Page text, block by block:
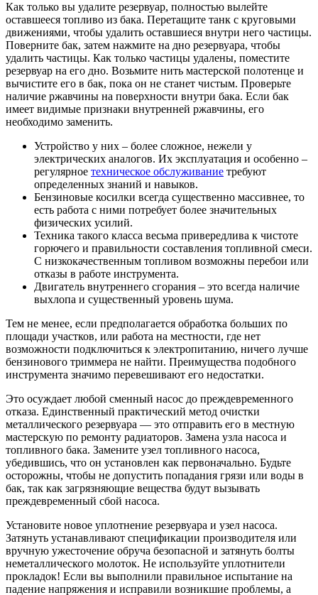
Как только вы удалите резервуар, полностью вылейте
оставшееся топливо из бака. Перетащите танк с круговыми
движениями, чтобы удалить оставшиеся внутри него частицы.
Поверните бак, затем нажмите на дно резервуара, чтобы
удалить частицы. Как только частицы удалены, поместите
резервуар на его дно. Возьмите нить мастерской полотенце и
вычистите его в бак, пока он не станет чистым. Проверьте
наличие ржавчины на поверхности внутри бака. Если бак
имеет видимые признаки внутренней ржавчины, его
необходимо заменить.
Устройство у них – более сложное, нежели у
электрических аналогов. Их эксплуатация и особенно –
регулярное техническое обслуживание требуют
определенных знаний и навыков.
Бензиновые косилки всегда существенно массивнее, то
есть работа с ними потребует более значительных
физических усилий.
Техника такого класса весьма привередлива к чистоте
горючего и правильности составления топливной смеси.
С низкокачественным топливом возможны перебои или
отказы в работе инструмента.
Двигатель внутреннего сгорания – это всегда наличие
выхлопа и существенный уровень шума.
Тем не менее, если предполагается обработка больших по
площади участков, или работа на местности, где нет
возможности подключиться к электропитанию, ничего лучше
бензинового триммера не найти. Преимущества подобного
инструмента значимо перевешивают его недостатки.
Это осуждает любой сменный насос до преждевременного
отказа. Единственный практический метод очистки
металлического резервуара — это отправить его в местную
мастерскую по ремонту радиаторов. Замена узла насоса и
топливного бака. Замените узел топливного насоса,
убедившись, что он установлен как первоначально. Будьте
осторожны, чтобы не допустить попадания грязи или воды в
бак, так как загрязняющие вещества будут вызывать
преждевременный сбой насоса.
Установите новое уплотнение резервуара и узел насоса.
Затянуть устанавливают спецификации производителя или
вручную ужесточение обруча безопасной и затянуть болты
неметаллического молоток. Не используйте уплотнители
прокладок! Если вы выполнили правильное испытание на
падение напряжения и исправили возникшие проблемы, а